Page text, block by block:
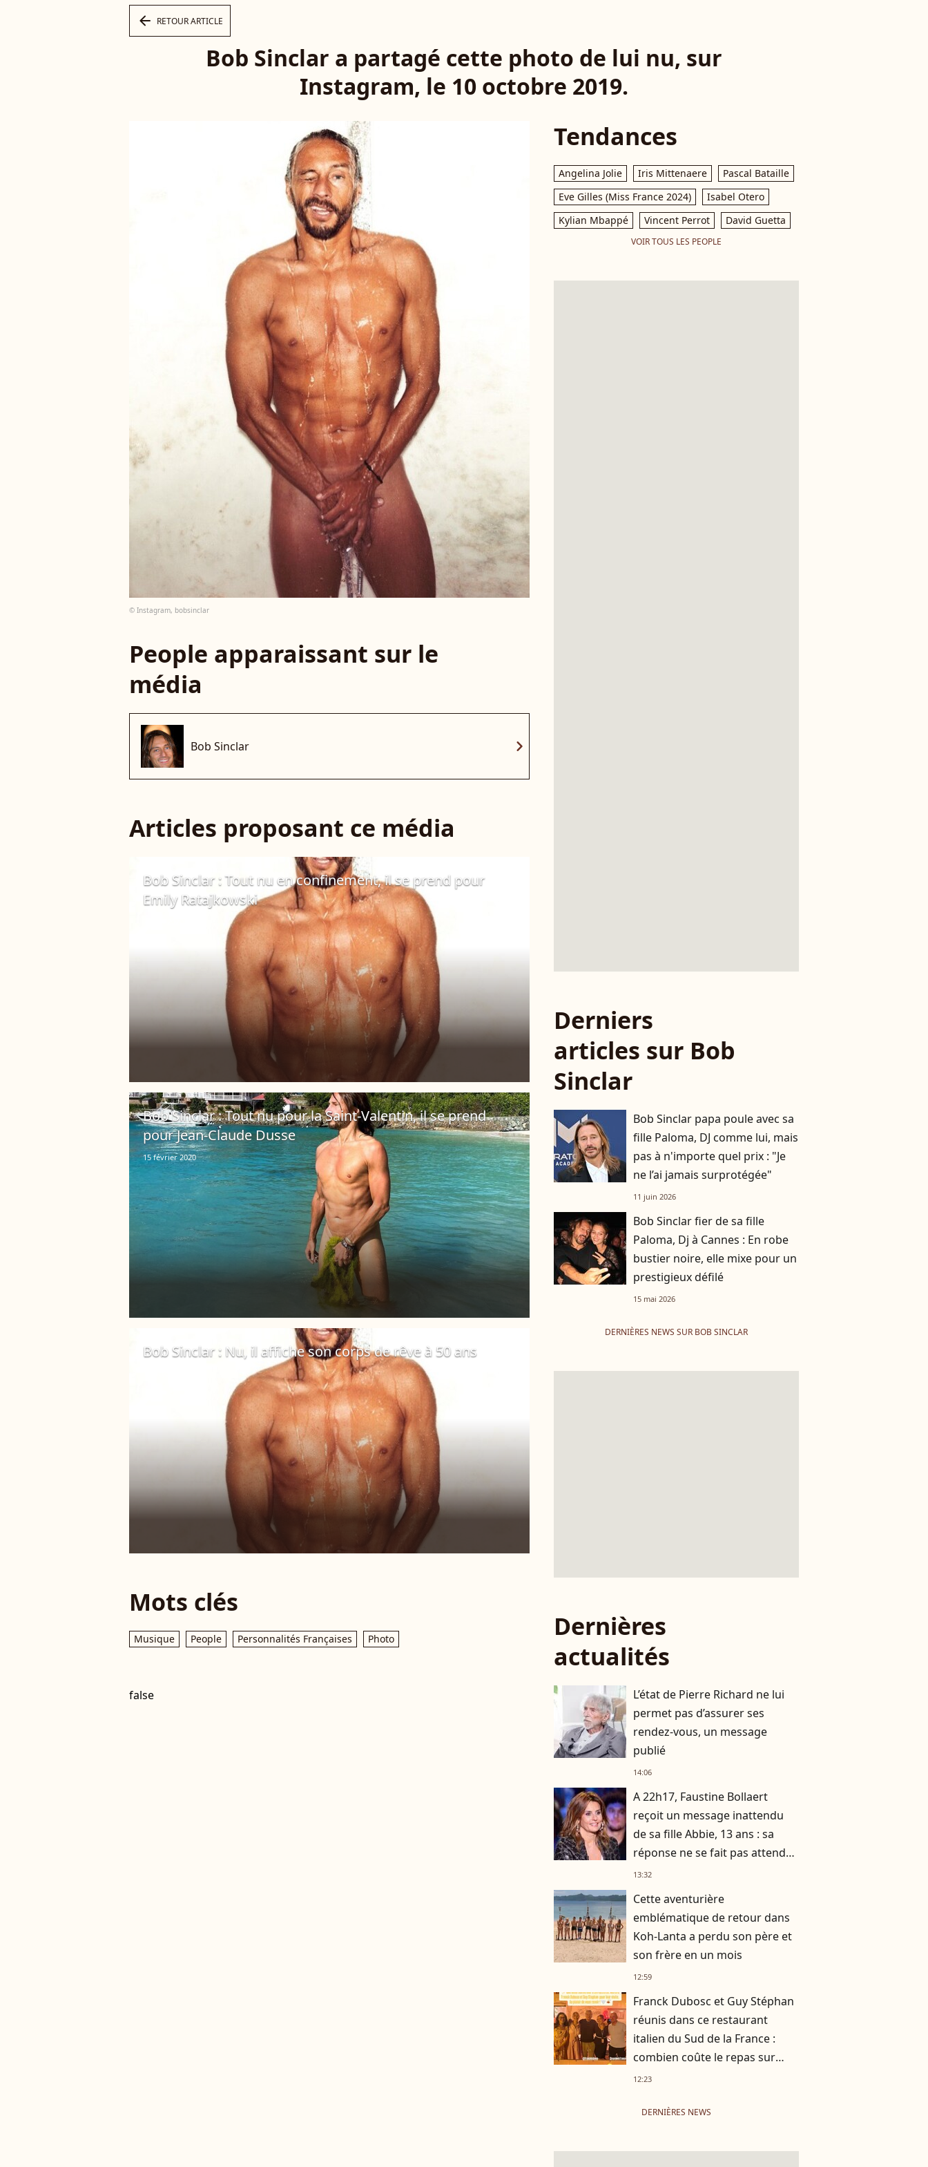
arrow_left RETOUR ARTICLE
Bob Sinclar a partagé cette photo de lui nu, sur
Instagram, le 10 octobre 2019.
© Instagram, bobsinclar
People apparaissant sur le
média
Bob Sinclar chevron_right
Articles proposant ce média
Bob Sinclar : Tout nu en confinement, il se prend pour
Emily Ratajkowski
Bob Sinclar : Tout nu pour la Saint-Valentin, il se prend
pour Jean-Claude Dusse
15 février 2020
Bob Sinclar : Nu, il affiche son corps de rêve à 50 ans
Mots clés
Musique People Personnalités Françaises Photo
false
Tendances
Angelina Jolie Iris Mittenaere
Pascal Bataille
Eve Gilles (Miss France 2024)
Isabel Otero
Kylian Mbappé
Vincent Perrot David Guetta
VOIR TOUS LES PEOPLE
Derniers
articles sur Bob
Sinclar
Bob Sinclar papa poule avec sa
fille Paloma, DJ comme lui, mais
pas à n'importe quel prix : "Je
ne l’ai jamais surprotégée"
11 juin 2026
Bob Sinclar fier de sa fille
Paloma, Dj à Cannes : En robe
bustier noire, elle mixe pour un
prestigieux défilé
15 mai 2026
DERNIÈRES NEWS SUR BOB SINCLAR
Dernières
actualités
L’état de Pierre Richard ne lui
permet pas d’assurer ses
rendez-vous, un message
publié
14:06
A 22h17, Faustine Bollaert
reçoit un message inattendu
de sa fille Abbie, 13 ans : sa
réponse ne se fait pas attendre
!13:32
Cette aventurière
emblématique de retour dans
Koh-Lanta a perdu son père et
son frère en un mois
12:59
Franck Dubosc et Guy Stéphan
réunis dans ce restaurant
italien du Sud de la France :
combien coûte le repas sur
place ?
12:23
DERNIÈRES NEWS